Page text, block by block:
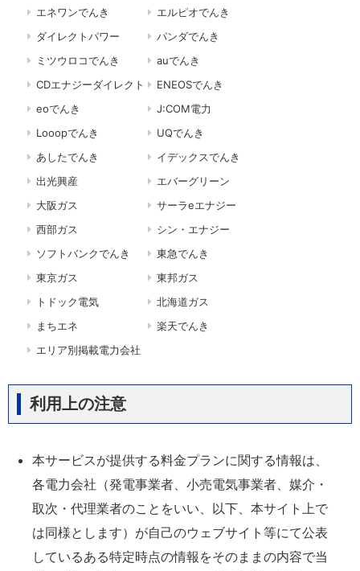
エネワンでんき
エルピオでんき
ダイレクトパワー
パンダでんき
ミツウロコでんき
auでんき
CDエナジーダイレクト
ENEOSでんき
eoでんき
J:COM電力
Looopでんき
UQでんき
あしたでんき
イデックスでんき
出光興産
エバーグリーン
大阪ガス
サーラeエナジー
西部ガス
シン・エナジー
ソフトバンクでんき
東急でんき
東京ガス
東邦ガス
トドック電気
北海道ガス
まちエネ
楽天でんき
エリア別掲載電力会社
利用上の注意
本サービスが提供する料金プランに関する情報は、
各電力会社（発電事業者、小売電気事業者、媒介・
取次・代理業者のことをいい、以下、本サイト上で
は同様とします）が自己のウェブサイト等にて公表
しているある特定時点の情報をそのままの内容で当